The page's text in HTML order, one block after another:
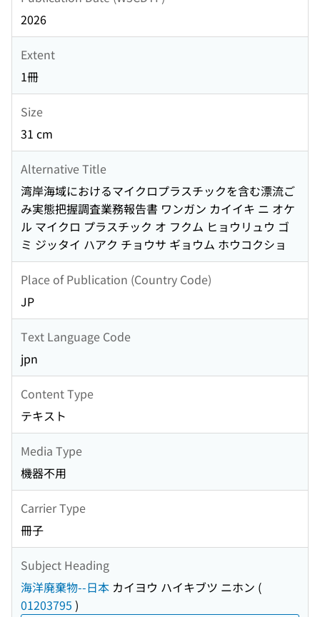
2026
Extent
1冊
Size
31 cm
Alternative Title
湾岸海域におけるマイクロプラスチックを含む漂流ご
み実態把握調査業務報告書 ワンガン カイイキ ニ オケ
ル マイクロ プラスチック オ フクム ヒョウリュウ ゴ
ミ ジッタイ ハアク チョウサ ギョウム ホウコクショ
Place of Publication (Country Code)
JP
Text Language Code
jpn
Content Type
テキスト
Media Type
機器不用
Carrier Type
冊子
Subject Heading
海洋廃棄物--日本 カイヨウ ハイキブツ ニホン (
01203795 )